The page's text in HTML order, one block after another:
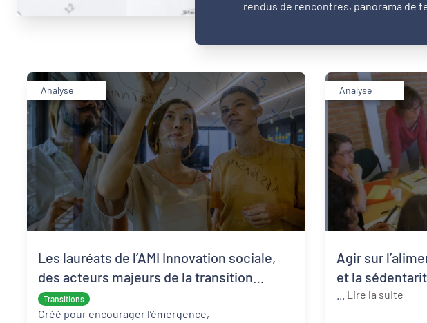
rendus de rencontres, panorama de
Analyse
Transitions
Les lauréats de l’AMI Innovation sociale,
des acteurs majeurs de la transition
écologique et sociale
Créé pour encourager l’émergence,
Analyse
Agir sur
et la sédentarité : vers une
systémique de
Lire la suite